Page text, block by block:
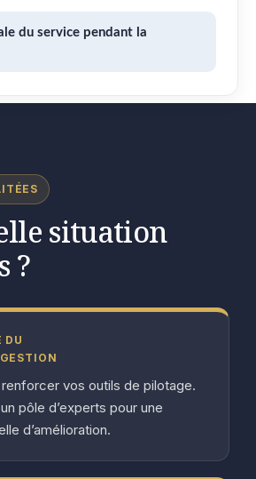
du service pendant la
situation
?
DU
vos outils de pilotage.
pôle d’experts pour une
d’amélioration.